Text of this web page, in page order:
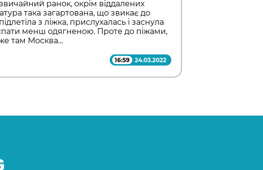
ранок, окрім віддалених
така загартована, що звикає до
з ліжка, прислухалась і заснула
менш одягненою. Проте до піжами,
там Москва…
16:59 24.03.2022